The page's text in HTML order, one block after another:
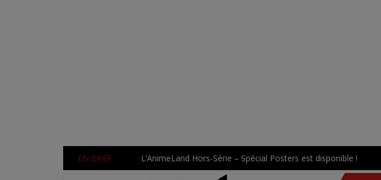
EN BREF L’AnimeLand Hors-Série – Spécial Posters est disponible !